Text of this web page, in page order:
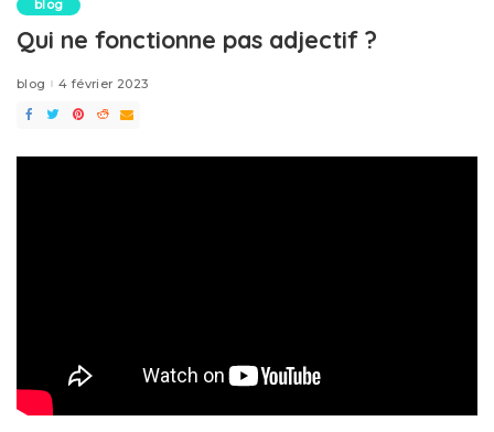
blog
Qui ne fonctionne pas adjectif ?
blog 4 février 2023